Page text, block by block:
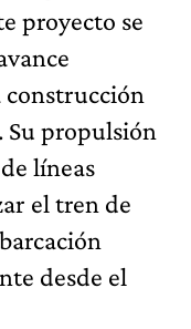
proyecto se
Su propulsión
líneas
el tren de
desde el